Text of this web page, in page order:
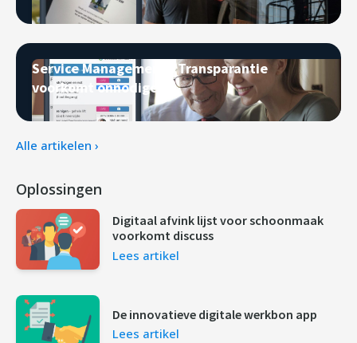
Service Management - Transparantie
voorkomt onnodige s
Alle artikelen ›
Oplossingen
Digitaal afvink lijst voor schoonmaak
voorkomt discuss
Lees artikel
De innovatieve digitale werkbon app
Lees artikel